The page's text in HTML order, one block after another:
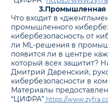
3.Промышленная
Что входит в
промышленного
кибербезопасность от
ли ML-решения в
появится ли в центре
который всех защитит?
Дмитрий Даренский,
кибербезопасности в
Материалы
“ЦИФРА” https://